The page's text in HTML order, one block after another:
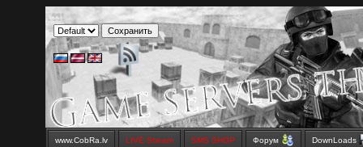
www.CobRa.lv LIVE Stream SMS SHOP Форум DownLoads